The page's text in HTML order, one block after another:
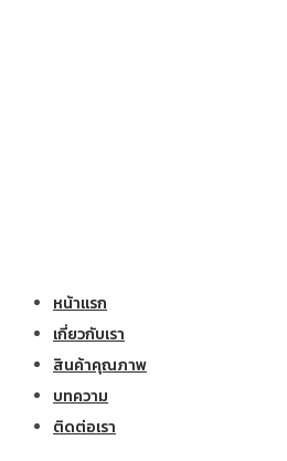
หน้าแรก
เกี่ยวกับเรา
สินค้าคุณภาพ
บทความ
ติดต่อเรา